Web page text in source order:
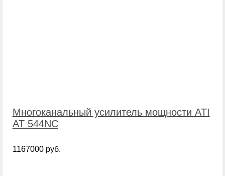
Многоканальный усилитель мощности ATI
AT 544NC
1167000 руб.